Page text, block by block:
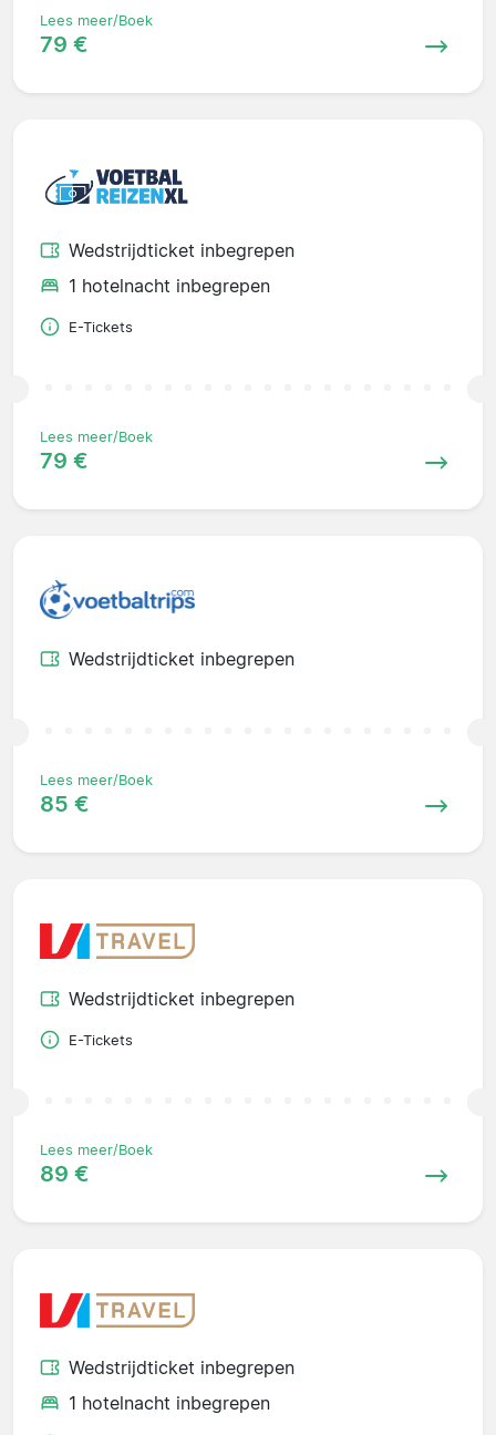
Lees meer/Boek
79 €
Wedstrijdticket inbegrepen
1 hotelnacht inbegrepen
E-Tickets
Lees meer/Boek
79 €
Wedstrijdticket inbegrepen
Lees meer/Boek
85 €
Wedstrijdticket inbegrepen
E-Tickets
Lees meer/Boek
89 €
Wedstrijdticket inbegrepen
1 hotelnacht inbegrepen